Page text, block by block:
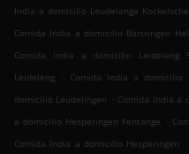
India a domicilio Leudelange
Comida India a domicilio Bartringen
Comida India a domicilio Leideleng
Leideleng
. Comida India a domicilio
domicilio Leudelingen . Comida India a
a domicilio Hesperingen Fentange .
Comida India a domicilio Hesperingen .